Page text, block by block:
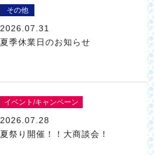
その他
2026.07.31
夏季休業日のお知らせ
イベント/キャンペーン
2026.07.28
夏祭り開催！！大商談会！